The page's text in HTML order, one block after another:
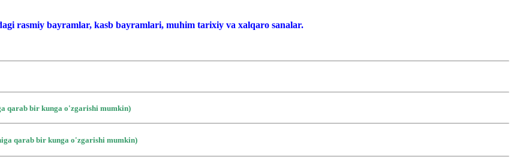
rasmiy bayramlar, kasb bayramlari, muhim tarixiy va xalqaro sanalar.
qarab bir kunga o'zgarishi mumkin)
qarab bir kunga o'zgarishi mumkin)